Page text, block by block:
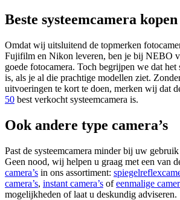
Beste systeemcamera kopen
Omdat wij uitsluitend de topmerken
Fujifilm en Nikon leveren, ben je bij NEBO
goede fotocamera. Toch begrijpen we dat
is, als je al die prachtige modellen ziet.
uitvoeringen te kort te doen, merken wij dat
50 best verkocht systeemcamera is.
Ook andere type camera’s
Past de systeemcamera minder bij uw
Geen nood, wij helpen u graag met een van
camera’s in ons assortiment:
camera’s, instant camera’s ofeenmalige
mogelijkheden of laat u deskundig adviseren.